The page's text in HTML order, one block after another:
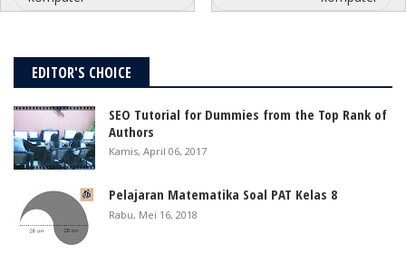
EDITOR'S CHOICE
SEO Tutorial for Dummies from the Top Rank of
Authors
Kamis, April 06, 2017
Pelajaran Matematika Soal PAT Kelas 8
Rabu, Mei 16, 2018